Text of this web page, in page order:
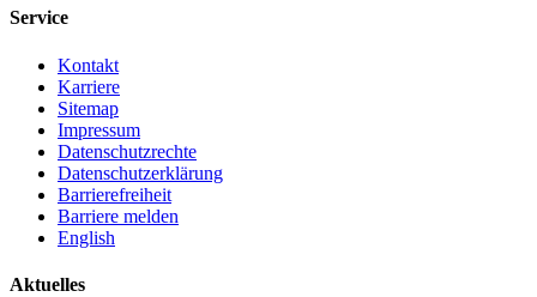
Service
Kontakt
Karriere
Sitemap
Impressum
Datenschutzrechte
Datenschutzerklärung
Barrierefreiheit
Barriere melden
English
Aktuelles